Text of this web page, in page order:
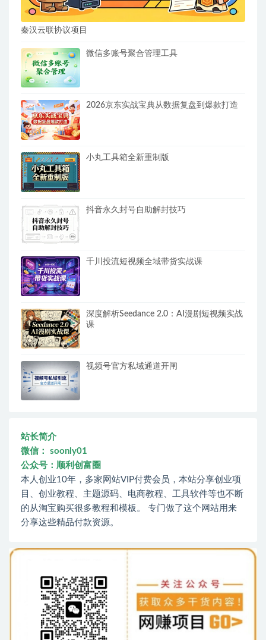
秦汉云联协议项目
微信多账号聚合管理工具
2026京东实战宝典从数据复盘到爆款打造
小丸工具箱全新重制版
抖音永久封号自助解封技巧
千川投流短视频全域带货实战课
深度解析Seedance 2.0：AI漫剧短视频实战
课
视频号官方私域通道开闸
站长简介
微信： soonly01
公众号：顺利创富圈
本人创业10年，多家网站VIP付费会员，本站分享创业项
目、创业教程、主题源码、电商教程、工具软件等也不断
的从淘宝购买很多教程和模板。 专门做了这个网站用来
分享这些精品付款资源。